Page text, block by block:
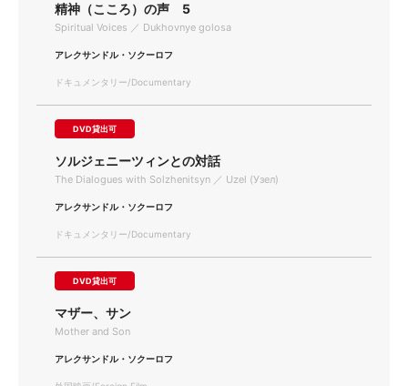
精神（こころ）の声 5
Spiritual Voices ／ Dukhovnye golosa
アレクサンドル・ソクーロフ
ドキュメンタリー/Documentary
DVD貸出可
ソルジェニーツィンとの対話
The Dialogues with Solzhenitsyn ／ Uzel (Узел)
アレクサンドル・ソクーロフ
ドキュメンタリー/Documentary
DVD貸出可
マザー、サン
Mother and Son
アレクサンドル・ソクーロフ